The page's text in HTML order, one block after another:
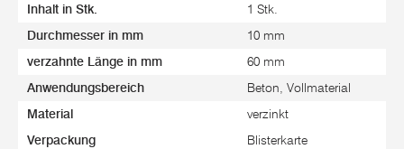
Inhalt in Stk. 1 Stk.
Durchmesser in mm 10 mm
verzahnte Länge in mm 60 mm
Anwendungsbereich Beton, Vollmaterial
Material verzinkt
Verpackung Blisterkarte